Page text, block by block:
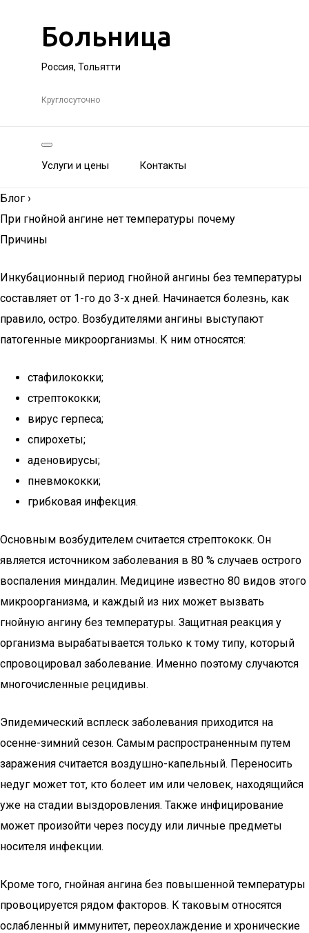
Больница
Россия, Тольятти
Круглосуточно
Услуги и цены Контакты
Блог ›
При гнойной ангине нет температуры почему
Причины
Инкубационный период гнойной ангины без температуры
составляет от 1-го до 3-х дней. Начинается болезнь, как
правило, остро. Возбудителями ангины выступают
патогенные микроорганизмы. К ним относятся:
стафилококки;
стрептококки;
вирус герпеса;
спирохеты;
аденовирусы;
пневмококки;
грибковая инфекция.
Основным возбудителем считается стрептококк. Он
является источником заболевания в 80 % случаев острого
воспаления миндалин. Медицине известно 80 видов этого
микроорганизма, и каждый из них может вызвать
гнойную ангину без температуры. Защитная реакция у
организма вырабатывается только к тому типу, который
спровоцировал заболевание. Именно поэтому случаются
многочисленные рецидивы.
Эпидемический всплеск заболевания приходится на
осенне-зимний сезон. Самым распространенным путем
заражения считается воздушно-капельный. Переносить
недуг может тот, кто болеет им или человек, находящийся
уже на стадии выздоровления. Также инфицирование
может произойти через посуду или личные предметы
носителя инфекции.
Кроме того, гнойная ангина без повышенной температуры
провоцируется рядом факторов. К таковым относятся
ослабленный иммунитет, переохлаждение и хронические